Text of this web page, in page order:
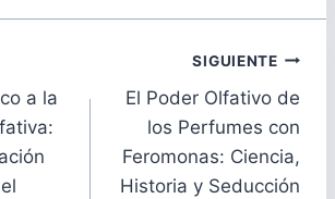
a la
SIGUIENTE
El Poder Olfativo de
los Perfumes con
Feromonas: Ciencia,
Historia y Seducción